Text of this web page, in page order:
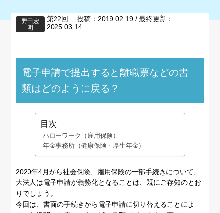
野田宏
明
第22回 投稿：2019.02.19 / 最終更新：
2025.03.14
電子申請で提出すると離職票などの書
類はどのように戻る？
目次
ハローワーク（雇用保険）
年金事務所（健康保険・厚生年金）
2020年4月から社会保険、雇用保険の一部手続きについて、
大法人は電子申請が義務化となることは、既にご存知のとお
りでしょう。
今回は、書面の手続きから電子申請に切り替えることによ